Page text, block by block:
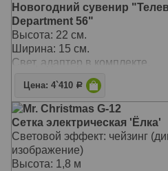
Новогодний сувенир
Department 56"
Высота: 22 см.
Ширина: 15 см.
Свет, адаптер в комплекте.
Цена: 4`410 Р
Mr. Christmas G-12
Сетка электрическая 'Ёлка'
Световой эффект: чейзинг
изображение)
Высота: 1,8 м